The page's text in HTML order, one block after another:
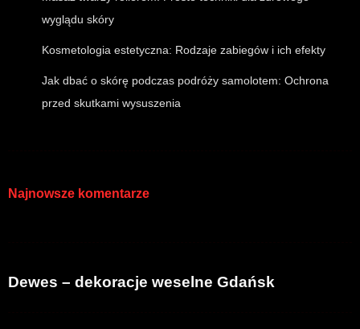
wyglądu skóry
Kosmetologia estetyczna: Rodzaje zabiegów i ich efekty
Jak dbać o skórę podczas podróży samolotem: Ochrona
przed skutkami wysuszenia
Najnowsze komentarze
Dewes – dekoracje weselne Gdańsk